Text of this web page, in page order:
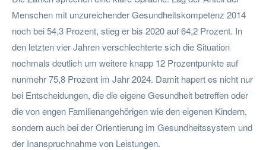
Menschen mit unzureichender Gesundheitskompetenz 2014
noch bei 54,3 Prozent, stieg er bis 2020 auf 64,2 Prozent. In
den letzten vier Jahren verschlechterte sich die Situation
nochmals deutlich um weitere knapp 12 Prozentpunkte auf
nunmehr 75,8 Prozent im Jahr 2024. Damit hapert es nicht nur
bei Entscheidungen, die die eigene Gesundheit betreffen oder
die von engen Familienangehörigen wie den eigenen Kindern,
sondern auch bei der Orientierung im Gesundheitssystem und
der Inanspruchnahme von Leistungen.